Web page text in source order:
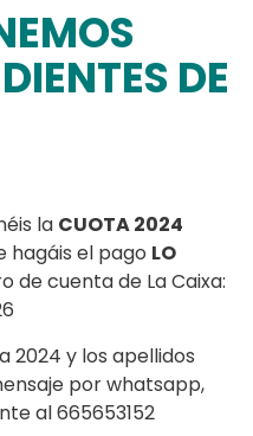
DE
la CUOTA 2024
hagáis el pago LO
de cuenta de La Caixa:
2024 y los apellidos
por whatsapp,
al 665653152